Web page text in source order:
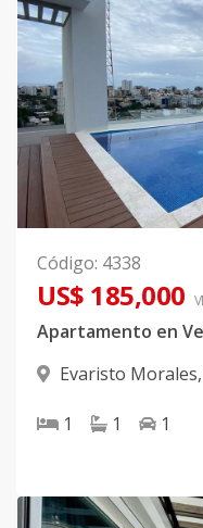
Código: 4338
US$ 185,000
Evaristo Morales,
1 1 1